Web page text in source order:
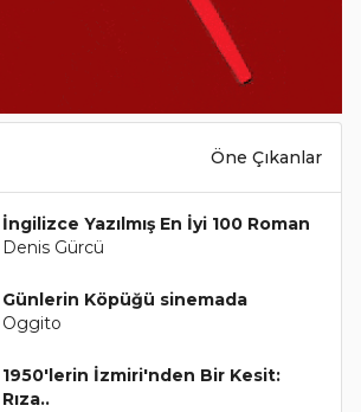
Öne Çıkanlar
İngilizce Yazılmış En İyi 100 Roman
Denis Gürcü
Günlerin Köpüğü sinemada
Oggito
1950'lerin İzmiri'nden Bir Kesit:
Rıza..